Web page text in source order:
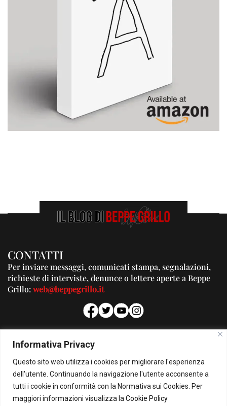
Informativa Privacy
Questo sito web utilizza i cookies per migliorare l'esperienza
dell'utente. Continuando la navigazione l'utente acconsente a
tutti i cookie in conformità con la Normativa sui Cookies. Per
maggiori informazioni visualizza la Cookie Policy
CONTATTI
Per inviare messaggi, comunicati stampa, segnalazioni,
richieste di interviste, denunce o lettere aperte a Beppe
Grillo:web@beppegrillo.it
PUBBLICITA'
Per la tua pubblicità su questo Blog:
pubblicita@beppegrillo.it